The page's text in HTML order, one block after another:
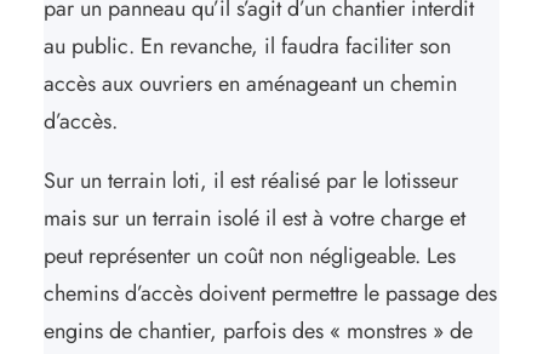
par un panneau qu’il s’agit d’un chantier interdit
au public. En revanche, il faudra faciliter son
accès aux ouvriers en aménageant un chemin
d’accès.
Sur un terrain loti, il est réalisé par le lotisseur
mais sur un terrain isolé il est à votre charge et
peut représenter un coût non négligeable. Les
chemins d’accès doivent permettre le passage des
engins de chantier, parfois des « monstres » de